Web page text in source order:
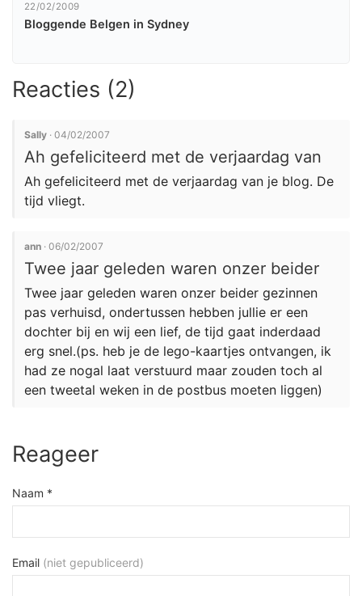
22/02/2009
Bloggende Belgen in Sydney
Reacties (2)
Sally · 04/02/2007
Ah gefeliciteerd met de verjaardag van
Ah gefeliciteerd met de verjaardag van je blog. De
tijd vliegt.
ann · 06/02/2007
Twee jaar geleden waren onzer beider
Twee jaar geleden waren onzer beider gezinnen
pas verhuisd, ondertussen hebben jullie er een
dochter bij en wij een lief, de tijd gaat inderdaad
erg snel.(ps. heb je de lego-kaartjes ontvangen, ik
had ze nogal laat verstuurd maar zouden toch al
een tweetal weken in de postbus moeten liggen)
Reageer
Naam *
Email (niet gepubliceerd)